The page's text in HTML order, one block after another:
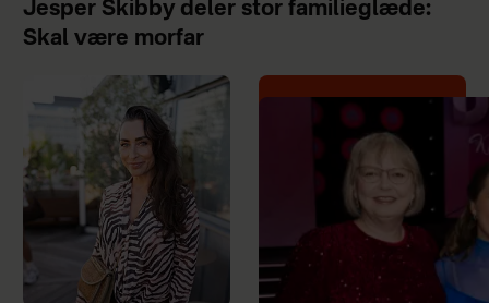
Jesper Skibby deler stor familieglæde:
Skal være morfar